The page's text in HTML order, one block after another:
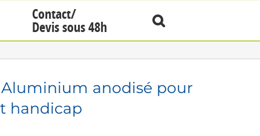
Contact/
Devis sous 48h
anodisé pour
handicap